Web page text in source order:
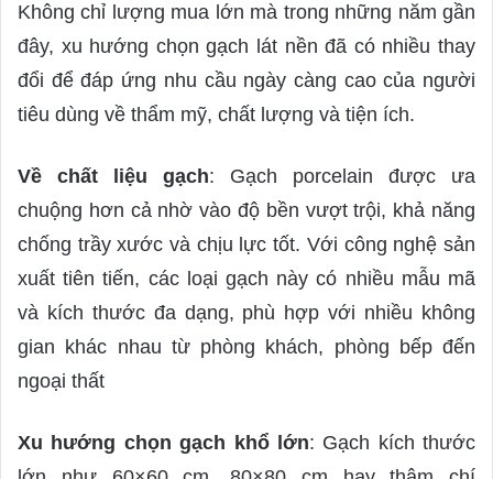
Không chỉ lượng mua lớn mà trong những năm gần
đây, xu hướng chọn gạch lát nền đã có nhiều thay
đổi để đáp ứng nhu cầu ngày càng cao của người
tiêu dùng về thẩm mỹ, chất lượng và tiện ích.
Về chất liệu gạch: Gạch porcelain được ưa
chuộng hơn cả nhờ vào độ bền vượt trội, khả năng
chống trầy xước và chịu lực tốt. Với công nghệ sản
xuất tiên tiến, các loại gạch này có nhiều mẫu mã
và kích thước đa dạng, phù hợp với nhiều không
gian khác nhau từ phòng khách, phòng bếp đến
ngoại thất
Xu hướng chọn gạch khổ lớn: Gạch kích thước